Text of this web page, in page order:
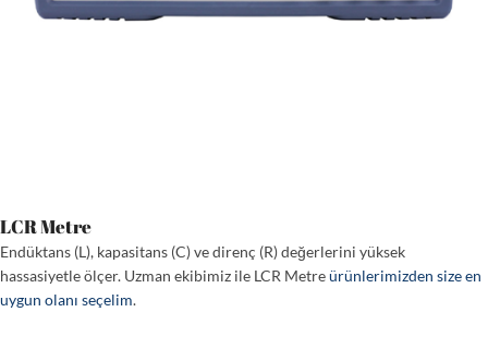
LCR Metre
Endüktans (L), kapasitans (C) ve direnç (R) değerlerini yüksek
hassasiyetle ölçer. Uzman ekibimiz ile LCR Metreürünlerimizden size en
uygun olanı seçelim.